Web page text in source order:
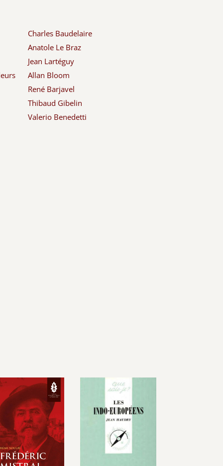
Charles Baudelaire
Anatole Le Braz
Jean Lartéguy
Allan Bloom
René Barjavel
Thibaud Gibelin
Valerio Benedetti